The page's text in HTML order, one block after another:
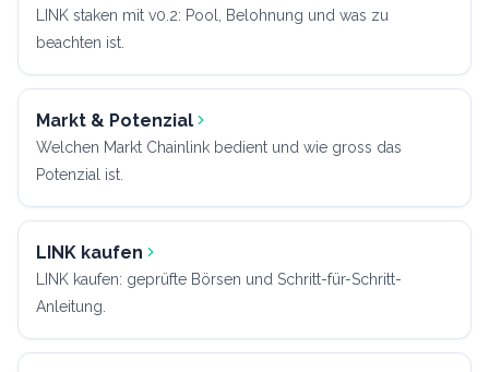
LINK staken mit v0.2: Pool, Belohnung und was zu
beachten ist.
Markt & Potenzial
Welchen Markt Chainlink bedient und wie gross das
Potenzial ist.
LINK kaufen
LINK kaufen: geprüfte Börsen und Schritt-für-Schritt-
Anleitung.